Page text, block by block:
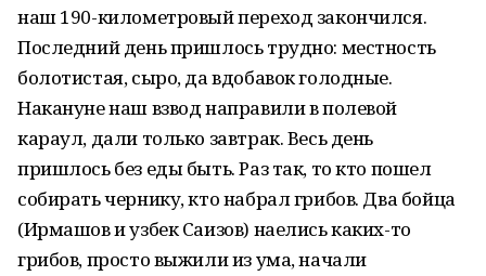
наш 190-километровый переход закончился.
Последний день пришлось трудно: местность
болотистая, сыро, да вдобавок голодные.
Накануне наш взвод направили в полевой
караул, дали только завтрак. Весь день
пришлось без еды быть. Раз так, то кто пошел
собирать чернику, кто набрал грибов. Два бойца
(Ирмашов и узбек Саизов) наелись каких-то
грибов, просто выжили из ума, начали